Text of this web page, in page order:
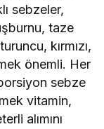
sebzeler,
taze
kırmızı,
önemli. Her
sebze
vitamin,
alımını